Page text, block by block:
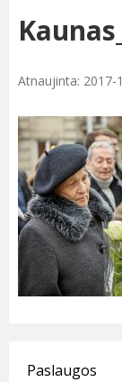
Atnaujinta: 2017-
Paslaugos